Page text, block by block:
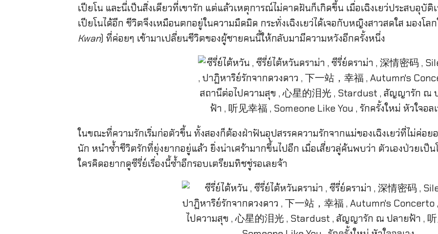
เปียโน และนี่เป็นสิ่งเดียวที่เขารัก แต่แล้วเหตุการณ์ไม่คาดฝันก็เกิดขึ้น เมื่อเฉิงเยว่ประสบอุบัติ
เปียโนได้อีก ชีวิตจึงเหมือนตกอยู่ในความมืดมิด กระทั่งเฉิงเยว่ได้เจอกับหญิงสาวสดใส มองโล
Kwan) ที่ค่อยๆ เข้ามาเปลี่ยนชีวิตของผู้ชายคนนี้ให้กลับมามีความหวังอีกครั้งหนึ่ง
ในขณะที่ความรักเริ่มก่อตัวขึ้น ทั้งสองก็ต้องฝ่าฟันอุปสรรคความรักจากแม่ของเฉิงเยว่ที่ไม่ค่อยอ
นัก หนำซ้ำชีวิตรักที่ยุ่งยากอยู่แล้ว ยิ่งน่าเศร้ามากขึ้นไปอีก เมื่อเสี่ยวลู่ค้นพบว่า ตัวเองป่วยเป็น
ใครคิดอยากดูซีรี่ย์เรื่องนี้ซ้ำอีกรอบเตรียมทิชชู่รอเลยจ้า